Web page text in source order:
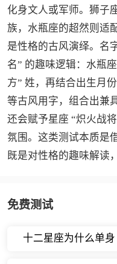
化身文人或军师。狮子
族，水瓶座的超然则适
是性格的古风演绎。名
名” 的趣味逻辑：水瓶
方” 姓，再结合出生月
等古风用字，组合出兼
还会赋予星座 “炽火战
氛围。这类测试本质是
既是对性格的趣味解读
免费测试
十二星座为什么单身